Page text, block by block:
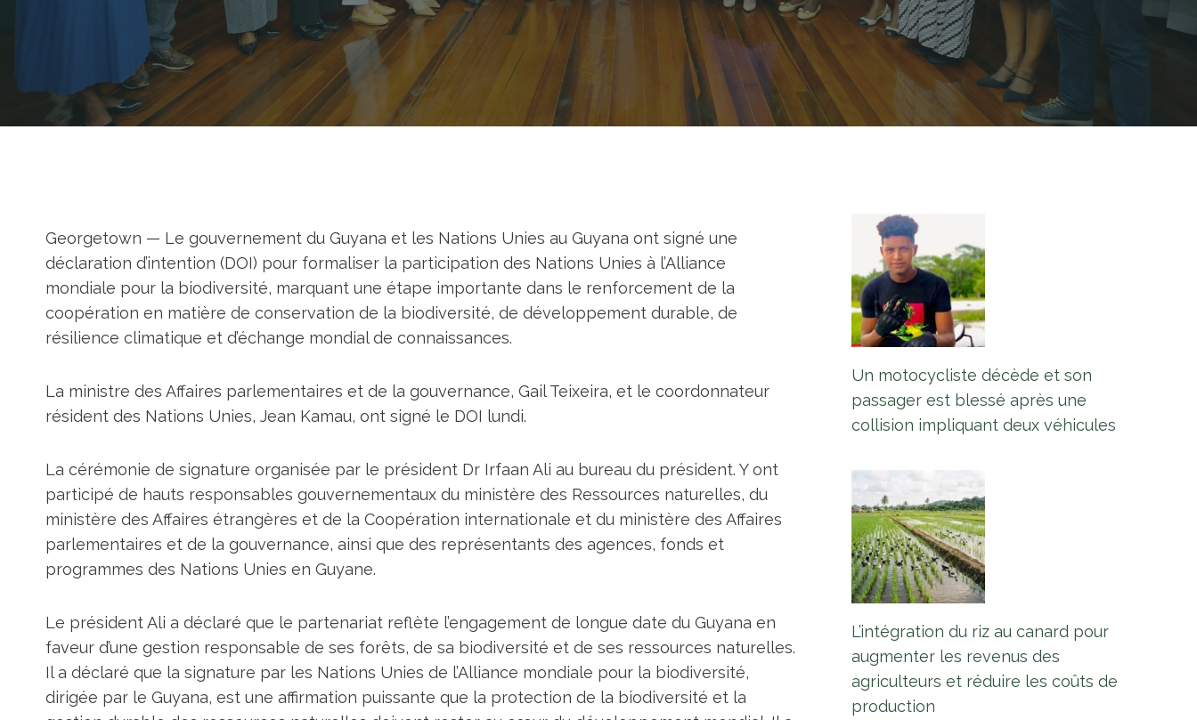
Georgetown — Le gouvernement du Guyana et les Nations Unies au Guyana ont signé une
déclaration d’intention (DOI) pour formaliser la participation des Nations Unies à l’Alliance
mondiale pour la biodiversité, marquant une étape importante dans le renforcement de la
coopération en matière de conservation de la biodiversité, de développement durable, de
résilience climatique et d’échange mondial de connaissances.
La ministre des Affaires parlementaires et de la gouvernance, Gail Teixeira, et le coordonnateur
résident des Nations Unies, Jean Kamau, ont signé le DOI lundi.
La cérémonie de signature organisée par le président Dr Irfaan Ali au bureau du président. Y ont
participé de hauts responsables gouvernementaux du ministère des Ressources naturelles, du
ministère des Affaires étrangères et de la Coopération internationale et du ministère des Affaires
parlementaires et de la gouvernance, ainsi que des représentants des agences, fonds et
programmes des Nations Unies en Guyane.
Le président Ali a déclaré que le partenariat reflète l’engagement de longue date du Guyana en
faveur d’une gestion responsable de ses forêts, de sa biodiversité et de ses ressources naturelles.
Il a déclaré que la signature par les Nations Unies de l’Alliance mondiale pour la biodiversité,
dirigée par le Guyana, est une affirmation puissante que la protection de la biodiversité et la
Un motocycliste décède et son
passager est blessé après une
collision impliquant deux véhicules
L’intégration du riz au canard pour
augmenter les revenus des
agriculteurs et réduire les coûts de
production